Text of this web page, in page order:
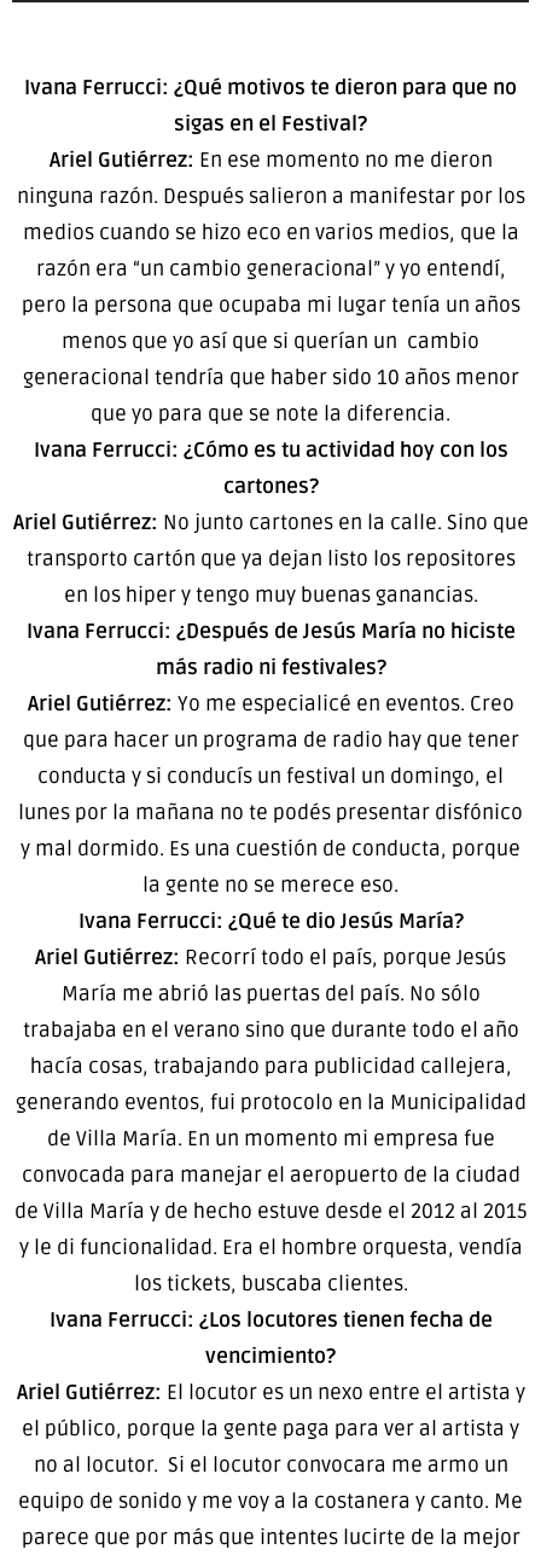
Ivana Ferrucci: ¿Qué motivos te dieron para que no
sigas en el Festival?
Ariel Gutiérrez: En ese momento no me dieron
ninguna razón. Después salieron a manifestar por los
medios cuando se hizo eco en varios medios, que la
razón era “un cambio generacional” y yo entendí,
pero la persona que ocupaba mi lugar tenía un años
menos que yo así que si querían un cambio
generacional tendría que haber sido 10 años menor
que yo para que se note la diferencia.
Ivana Ferrucci: ¿Cómo es tu actividad hoy con los
cartones?
Ariel Gutiérrez: No junto cartones en la calle. Sino que
transporto cartón que ya dejan listo los repositores
en los hiper y tengo muy buenas ganancias.
Ivana Ferrucci: ¿Después de Jesús María no hiciste
más radio ni festivales?
Ariel Gutiérrez: Yo me especialicé en eventos. Creo
que para hacer un programa de radio hay que tener
conducta y si conducís un festival un domingo, el
lunes por la mañana no te podés presentar disfónico
y mal dormido. Es una cuestión de conducta, porque
la gente no se merece eso.
Ivana Ferrucci: ¿Qué te dio Jesús María?
Ariel Gutiérrez: Recorrí todo el país, porque Jesús
María me abrió las puertas del país. No sólo
trabajaba en el verano sino que durante todo el año
hacía cosas, trabajando para publicidad callejera,
generando eventos, fui protocolo en la Municipalidad
de Villa María. En un momento mi empresa fue
convocada para manejar el aeropuerto de la ciudad
de Villa María y de hecho estuve desde el 2012 al 2015
y le di funcionalidad. Era el hombre orquesta, vendía
los tickets, buscaba clientes.
Ivana Ferrucci: ¿Los locutores tienen fecha de
vencimiento?
Ariel Gutiérrez: El locutor es un nexo entre el artista y
el público, porque la gente paga para ver al artista y
no al locutor. Si el locutor convocara me armo un
equipo de sonido y me voy a la costanera y canto. Me
parece que por más que intentes lucirte de la mejor